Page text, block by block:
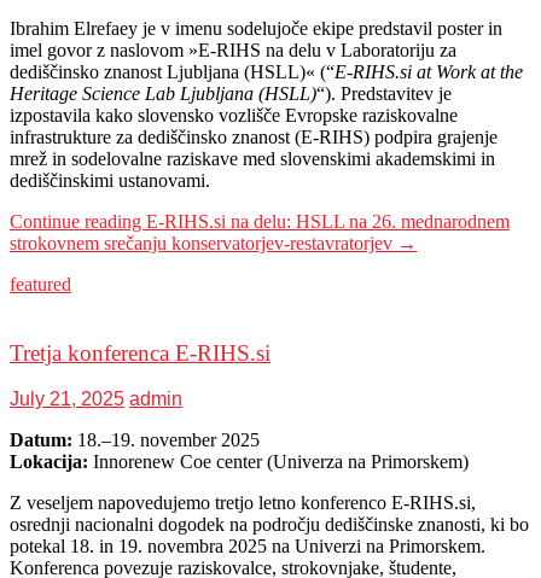
Ibrahim Elrefaey je v imenu sodelujoče ekipe predstavil poster in
imel govor z naslovom »E-RIHS na delu v Laboratoriju za
dediščinsko znanost Ljubljana (HSLL)« (“E-RIHS.si at Work at the
Heritage Science Lab Ljubljana (HSLL)“). Predstavitev je
izpostavila kako slovensko vozlišče Evropske raziskovalne
infrastrukture za dediščinsko znanost (E-RIHS) podpira grajenje
mrež in sodelovalne raziskave med slovenskimi akademskimi in
dediščinskimi ustanovami.
Continue reading E-RIHS.si na delu: HSLL na 26. mednarodnem
strokovnem srečanju konservatorjev-restavratorjev →
featured
Tretja konferenca E-RIHS.si
July 21, 2025 admin
Datum: 18.–19. november 2025
Lokacija: Innorenew Coe center (Univerza na Primorskem)
Z veseljem napovedujemo tretjo letno konferenco E-RIHS.si,
osrednji nacionalni dogodek na področju dediščinske znanosti, ki bo
potekal 18. in 19. novembra 2025 na Univerzi na Primorskem.
Konferenca povezuje raziskovalce, strokovnjake, študente,